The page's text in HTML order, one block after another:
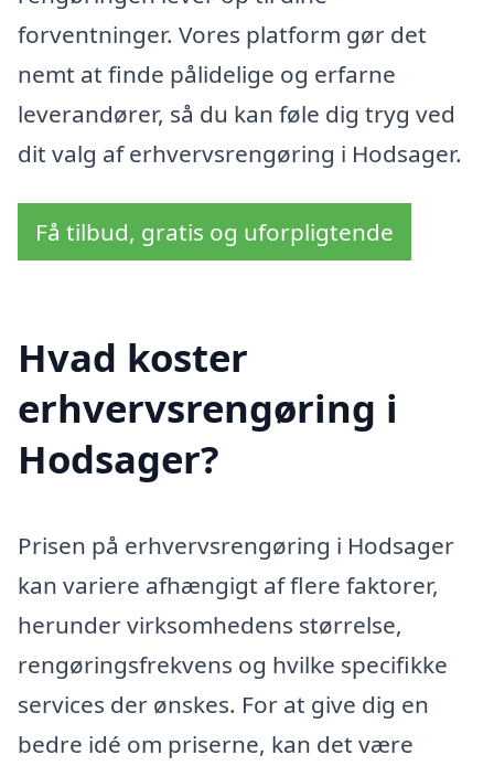
forventninger. Vores platform gør det
nemt at finde pålidelige og erfarne
leverandører, så du kan føle dig tryg ved
dit valg af erhvervsrengøring i Hodsager.
Få tilbud, gratis og uforpligtende
Hvad koster
erhvervsrengøring i
Hodsager?
Prisen på erhvervsrengøring i Hodsager
kan variere afhængigt af flere faktorer,
herunder virksomhedens størrelse,
rengøringsfrekvens og hvilke specifikke
services der ønskes. For at give dig en
bedre idé om priserne, kan det være